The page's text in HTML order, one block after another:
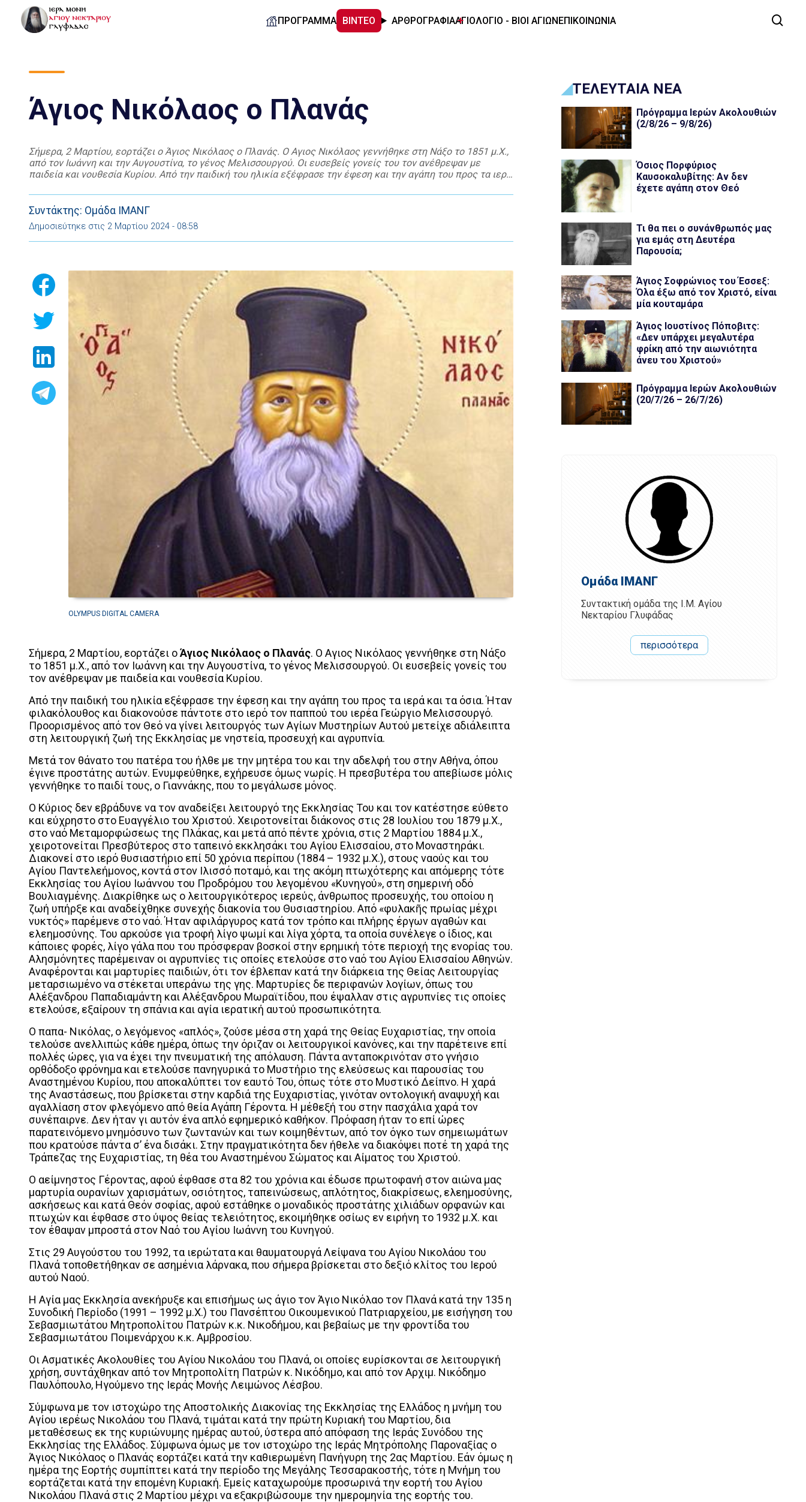
ΠΡΟΓΡΑΜΜΑ ΒΙΝΤΕΟ ΑΡΘΡΟΓΡΑΦΙΑΑΓΙΟΛΟΓΙΟ - ΒΙΟΙ ΑΓΙΩΝΕΠΙΚΟΙΝΩΝΙΑ
Άγιος Νικόλαος ο Πλανάς
Σήμερα, 2 Μαρτίου, εορτάζει ο Άγιος Νικόλαος ο Πλανάς. Ο Αγιος Νικόλαος γεννήθηκε στη Νάξο το 1851 μ.Χ.,
από τον Ιωάννη και την Αυγουστίνα, το γένος Μελισσουργού. Οι ευσεβείς γονείς του τον ανέθρεψαν με
παιδεία και νουθεσία Κυρίου. Από την παιδική του ηλικία εξέφρασε την έφεση και την αγάπη του προς τα ιερά
Συντάκτης: Ομάδα ΙΜΑΝΓ
Δημοσιεύτηκε στις 2 Μαρτίου 2024 - 08:58
OLYMPUS DIGITAL CAMERA
Σήμερα, 2 Μαρτίου, εορτάζει οΆγιος Νικόλαος ο Πλανάς. Ο Αγιος Νικόλαος γεννήθηκε στη Νάξο
το 1851 μ.Χ., από τον Ιωάννη και την Αυγουστίνα, το γένος Μελισσουργού. Οι ευσεβείς γονείς του
τον ανέθρεψαν με παιδεία και νουθεσία Κυρίου.
Από την παιδική του ηλικία εξέφρασε την έφεση και την αγάπη του προς τα ιερά και τα όσια. Ήταν
φιλακόλουθος και διακονούσε πάντοτε στο ιερό τον παππού του ιερέα Γεώργιο Μελισσουργό.
Προορισμένος από τον Θεό να γίνει λειτουργός των Αγίων Μυστηρίων Αυτού μετείχε αδιάλειπτα
στη λειτουργική ζωή της Εκκλησίας με νηστεία, προσευχή και αγρυπνία.
Μετά τον θάνατο του πατέρα του ήλθε με την μητέρα του και την αδελφή του στην Αθήνα, όπου
έγινε προστάτης αυτών. Ενυμφεύθηκε, εχήρευσε όμως νωρίς. Η πρεσβυτέρα του απεβίωσε μόλις
γεννήθηκε το παιδί τους, ο Γιαννάκης, που το μεγάλωσε μόνος.
Ο Κύριος δεν εβράδυνε να τον αναδείξει λειτουργό της Εκκλησίας Του και τον κατέστησε εύθετο
και εύχρηστο στο Ευαγγέλιο του Χριστού. Χειροτονείται διάκονος στις 28 Ιουλίου του 1879 μ.Χ.,
στο ναό Μεταμορφώσεως της Πλάκας, και μετά από πέντε χρόνια, στις 2 Μαρτίου 1884 μ.Χ.,
χειροτονείται Πρεσβύτερος στο ταπεινό εκκλησάκι του Αγίου Ελισσαίου, στο Μοναστηράκι.
Διακονεί στο ιερό θυσιαστήριο επί 50 χρόνια περίπου (1884 – 1932 μ.Χ.), στους ναούς και του
Αγίου Παντελεήμονος, κοντά στον Ιλισσό ποταμό, και της ακόμη πτωχότερης και απόμερης τότε
Εκκλησίας του Αγίου Ιωάννου του Προδρόμου του λεγομένου «Κυνηγού», στη σημερινή οδό
Βουλιαγμένης. Διακρίθηκε ως ο λειτουργικότερος ιερεύς, άνθρωπος προσευχής, του οποίου η
ζωή υπήρξε και αναδείχθηκε συνεχής διακονία του Θυσιαστηρίου. Από «φυλακῆς πρωίας μέχρι
νυκτός» παρέμενε στο ναό. Ήταν αφιλάργυρος κατά τον τρόπο και πλήρης έργων αγαθών και
ελεημοσύνης. Του αρκούσε για τροφή λίγο ψωμί και λίγα χόρτα, τα οποία συνέλεγε ο ίδιος, και
κάποιες φορές, λίγο γάλα που του πρόσφεραν βοσκοί στην ερημική τότε περιοχή της ενορίας του.
Αλησμόνητες παρέμειναν οι αγρυπνίες τις οποίες ετελούσε στο ναό του Αγίου Ελισσαίου Αθηνών.
Αναφέρονται και μαρτυρίες παιδιών, ότι τον έβλεπαν κατά την διάρκεια της Θείας Λειτουργίας
μεταρσιωμένο να στέκεται υπεράνω της γης. Μαρτυρίες δε περιφανών λογίων, όπως του
Αλέξανδρου Παπαδιαμάντη και Αλέξανδρου Μωραϊτίδου, που έψαλλαν στις αγρυπνίες τις οποίες
ετελούσε, εξαίρουν τη σπάνια και αγία ιερατική αυτού προσωπικότητα.
Ο παπα- Νικόλας, ο λεγόμενος «απλός», ζούσε μέσα στη χαρά της Θείας Ευχαριστίας, την οποία
τελούσε ανελλιπώς κάθε ημέρα, όπως την όριζαν οι λειτουργικοί κανόνες, και την παρέτεινε επί
πολλές ώρες, για να έχει την πνευματική της απόλαυση. Πάντα ανταποκρινόταν στο γνήσιο
ορθόδοξο φρόνημα και ετελούσε πανηγυρικά το Μυστήριο της ελεύσεως και παρουσίας του
Αναστημένου Κυρίου, που αποκαλύπτει τον εαυτό Του, όπως τότε στο Μυστικό Δείπνο. Η χαρά
της Αναστάσεως, που βρίσκεται στην καρδιά της Ευχαριστίας, γινόταν οντολογική αναψυχή και
αγαλλίαση στον φλεγόμενο από θεία Αγάπη Γέροντα. Η μέθεξή του στην πασχάλια χαρά τον
συνέπαιρνε. Δεν ήταν γι αυτόν ένα απλό εφημερικό καθήκον. Πρόφαση ήταν το επί ώρες
παρατεινόμενο μνημόσυνο των ζωντανών και των κοιμηθέντων, από τον όγκο των σημειωμάτων
που κρατούσε πάντα σ’ ένα δισάκι. Στην πραγματικότητα δεν ήθελε να διακόψει ποτέ τη χαρά της
Τράπεζας της Ευχαριστίας, τη θέα του Αναστημένου Σώματος και Αίματος του Χριστού.
Ο αείμνηστος Γέροντας, αφού έφθασε στα 82 του χρόνια και έδωσε πρωτοφανή στον αιώνα μας
μαρτυρία ουρανίων χαρισμάτων, οσιότητος, ταπεινώσεως, απλότητος, διακρίσεως, ελεημοσύνης,
ασκήσεως και κατά Θεόν σοφίας, αφού εστάθηκε ο μοναδικός προστάτης χιλιάδων ορφανών και
πτωχών και έφθασε στο ύψος θείας τελειότητος, εκοιμήθηκε οσίως εν ειρήνη το 1932 μ.Χ. και
τον έθαψαν μπροστά στον Ναό του Αγίου Ιωάννη του Κυνηγού.
Στις 29 Αυγούστου του 1992, τα ιερώτατα και θαυματουργά Λείψανα του Αγίου Νικολάου του
Πλανά τοποθετήθηκαν σε ασημένια λάρνακα, που σήμερα βρίσκεται στο δεξιό κλίτος του Ιερού
αυτού Ναού.
Η Αγία μας Εκκλησία ανεκήρυξε και επισήμως ως άγιο τον Άγιο Νικόλαο τον Πλανά κατά την 135 η
Συνοδική Περίοδο (1991 – 1992 μ.Χ.) του Πανσέπτου Οικουμενικού Πατριαρχείου, με εισήγηση του
Σεβασμιωτάτου Μητροπολίτου Πατρών κ.κ. Νικοδήμου, και βεβαίως με την φροντίδα του
Σεβασμιωτάτου Ποιμενάρχου κ.κ. Αμβροσίου.
Οι Ασματικές Ακολουθίες του Αγίου Νικολάου του Πλανά, οι οποίες ευρίσκονται σε λειτουργική
χρήση, συντάχθηκαν από τον Μητροπολίτη Πατρών κ. Νικόδημο, και από τον Αρχιμ. Νικόδημο
Παυλόπουλο, Ηγούμενο της Ιεράς Μονής Λειμώνος Λέσβου.
Σύμφωνα με τον ιστοχώρο της Αποστολικής Διακονίας της Εκκλησίας της Ελλάδος η μνήμη του
Αγίου ιερέως Νικολάου του Πλανά, τιμάται κατά την πρώτη Κυριακή του Μαρτίου, δια
μεταθέσεως εκ της κυριώνυμης ημέρας αυτού, ύστερα από απόφαση της Ιεράς Συνόδου της
Εκκλησίας της Ελλάδος. Σύμφωνα όμως με τον ιστοχώρο της Ιεράς Μητρόπολης Παροναξίας ο
Άγιος Νικόλαος ο Πλανάς εορτάζει κατά την καθιερωμένη Πανήγυρη της 2ας Μαρτίου. Εάν όμως η
ημέρα της Εορτής συμπίπτει κατά την περίοδο της Μεγάλης Τεσσαρακοστής, τότε η Μνήμη του
εορτάζεται κατά την επομένη Κυριακή. Εμείς καταχωρούμε προσωρινά την εορτή του Αγίου
Νικολάου Πλανά στις 2 Μαρτίου μέχρι να εξακριβώσουμε την ημερομηνία της εορτής του.
ΤΕΛΕΥΤΑΙΑ ΝΕΑ
Πρόγραμμα Ιερών Ακολουθιών
(2/8/26 – 9/8/26)
Όσιος Πορφύριος
Καυσοκαλυβίτης: Αν δεν
έχετε αγάπη στον Θεό
Τι θα πει ο συνάνθρωπός μας
για εμάς στη Δευτέρα
Παρουσία;
Άγιος Σοφρώνιος του Έσσεξ:
Όλα έξω από τον Χριστό, είναι
μία κουταμάρα
Άγιος Ιουστίνος Πόποβιτς:
«Δεν υπάρχει μεγαλυτέρα
φρίκη από την αιωνιότητα
άνευ του Χριστού»
Πρόγραμμα Ιερών Ακολουθιών
(20/7/26 – 26/7/26)
Ομάδα ΙΜΑΝΓ
Συντακτική ομάδα της Ι.Μ. Αγίου
Νεκταρίου Γλυφάδας
περισσότερα